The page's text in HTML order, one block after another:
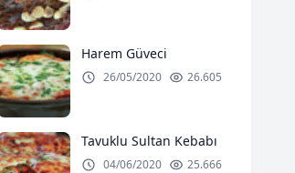
Harem Güveci
26/05/2020 26.605
Tavuklu Sultan Kebabı
04/06/2020 25.666